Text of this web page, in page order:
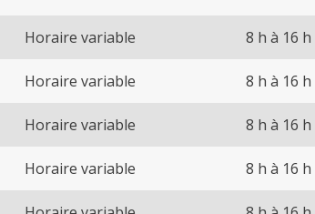
Horaire variable 8 h à 16 h
Horaire variable 8 h à 16 h
Horaire variable 8 h à 16 h
Horaire variable 8 h à 16 h